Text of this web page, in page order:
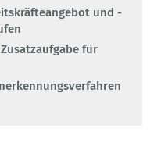
und -
für